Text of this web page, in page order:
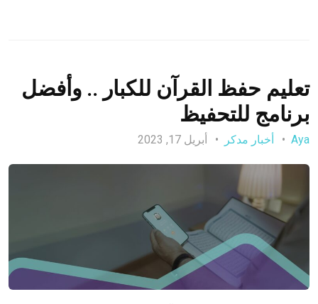
تعليم حفظ القرآن للكبار .. وأفضل
برنامج للتحفيظ
Aya أخبار مدكر أبريل 17, 2023